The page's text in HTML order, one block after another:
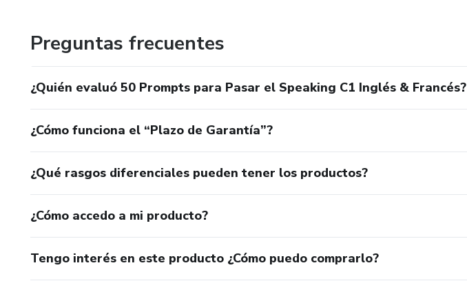
Preguntas frecuentes
¿Quién evaluó 50 Prompts para Pasar el Speaking C1 Inglés & Francés?
¿Cómo funciona el “Plazo de Garantía”?
¿Qué rasgos diferenciales pueden tener los productos?
¿Cómo accedo a mi producto?
Tengo interés en este producto ¿Cómo puedo comprarlo?